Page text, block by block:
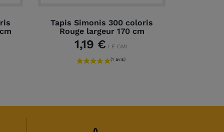
Tapis Simonis 300 coloris
Rouge largeur 170 cm
1,19 € LE CML